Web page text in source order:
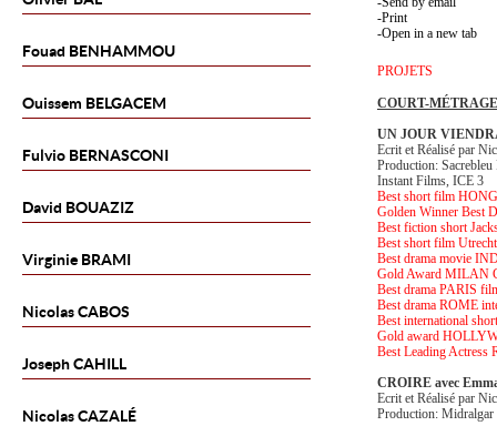
Fouad BENHAMMOU
Ouissem BELGACEM
Fulvio BERNASCONI
David BOUAZIZ
Virginie BRAMI
NicolasCABOS
JosephCAHILL
NicolasCAZALÉ
Print
Open in a new tab
PROJETS
COURT-
UN JOUR
Ecrit et Réalisé par
Production:
Instant Films, ICE 3
Best short film
Golden Winner Best
Best fiction short
Best short film
Best drama movie
Gold Award MILAN
Best drama PARIS
Best drama ROME
Best international
Gold award
Best Leading Actress
CROIRE avec
Ecrit et Réalisé par
Production: Midralgar